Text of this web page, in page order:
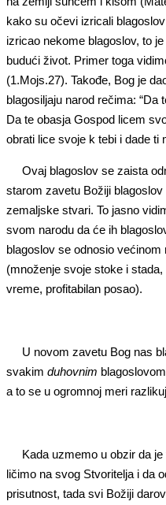
kako su očevi izricali
izricao nekome blagoslov, to
budući život. Primer toga
(1.Mojs.27). Takođe, Bog je
blagosiljaju narod rečima: “Da
Da te obasja Gospod licem
obrati lice svoje k tebi i dade ti
Ovaj blagoslov se zaista
starom zavetu Božiji
zemaljske stvari. To jasno
svom narodu da će ih
blagoslov se odnosio većinom
(množenje svoje stoke i
vreme, profitabilan posao).
U novom zavetu Bog nas
svakim duhovnim
a to se u ogromnoj meri
Kada uzmemo u obzir da
ličimo na svog Stvoritelja i da
prisutnost, tada svi Božiji